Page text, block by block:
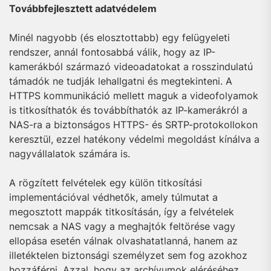
Továbbfejlesztett adatvédelem
Minél nagyobb (és elosztottabb) egy felügyeleti
rendszer, annál fontosabbá válik, hogy az IP-
kamerákból származó videoadatokat a rosszindulatú
támadók ne tudják lehallgatni és megtekinteni. A
HTTPS kommunikáció mellett maguk a videofolyamok
is titkosíthatók és továbbíthatók az IP-kamerákról a
NAS-ra a biztonságos HTTPS- és SRTP-protokollokon
keresztül, ezzel hatékony védelmi megoldást kínálva a
nagyvállalatok számára is.
A rögzített felvételek egy külön titkosítási
implementációval védhetők, amely túlmutat a
megosztott mappák titkosításán, így a felvételek
nemcsak a NAS vagy a meghajtók feltörése vagy
ellopása esetén válnak olvashatatlanná, hanem az
illetéktelen biztonsági személyzet sem fog azokhoz